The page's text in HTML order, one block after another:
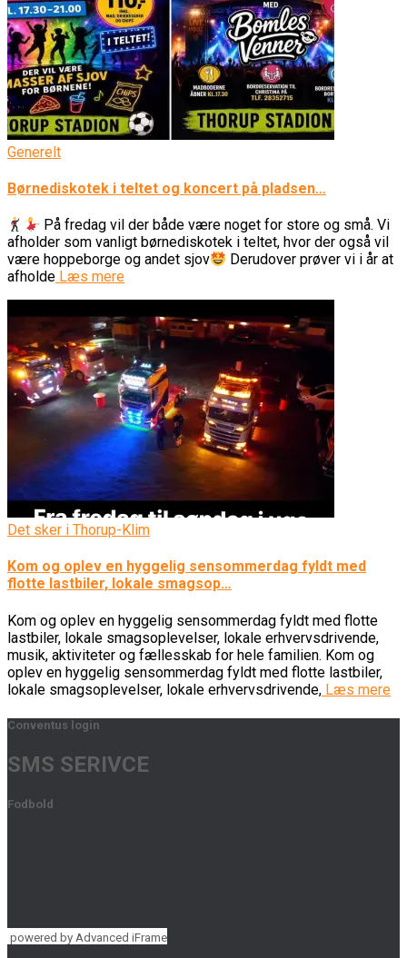
Generelt
Børnediskotek i teltet og koncert på pladsen…
På fredag vil der både være noget for store og små. Vi
afholder som vanligt børnediskotek i teltet, hvor der også vil
være hoppeborge og andet sjov
Derudover prøver vi i år at
afholde Læs mere
Det sker i Thorup-Klim
Kom og oplev en hyggelig sensommerdag fyldt med
flotte lastbiler, lokale smagsop…
Kom og oplev en hyggelig sensommerdag fyldt med flotte
lastbiler, lokale smagsoplevelser, lokale erhvervsdrivende,
musik, aktiviteter og fællesskab for hele familien. Kom og
oplev en hyggelig sensommerdag fyldt med flotte lastbiler,
lokale smagsoplevelser, lokale erhvervsdrivende, Læs mere
Conventus login
SMS SERIVCE
Fodbold
powered by Advanced iFrame